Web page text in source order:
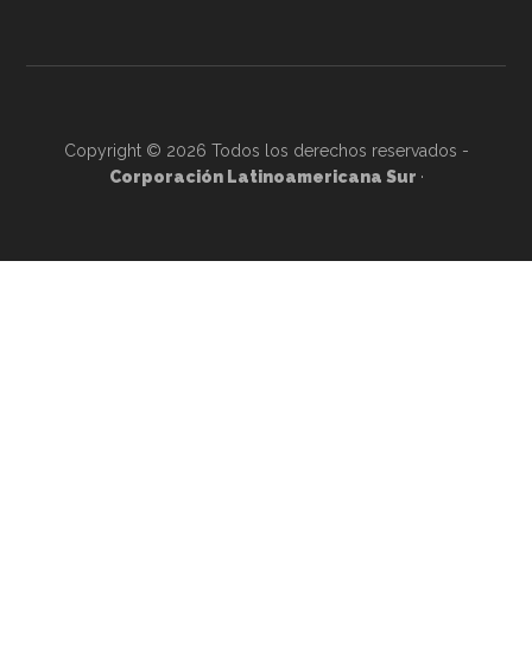
Copyright © 2026 Todos los derechos reservados -
Corporación Latinoamericana Sur ·